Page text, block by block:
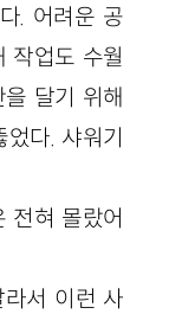
. 어려운 공
작업도 수월
달기 위해
다. 샤워기
전혀 몰랐어
서 이런 사